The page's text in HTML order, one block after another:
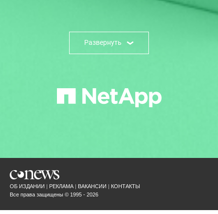
Развернуть
ОБ ИЗДАНИИ РЕКЛАМА ВАКАНСИИ
КОНТАКТЫ
Все права защищены © 1995 - 2026